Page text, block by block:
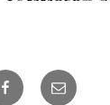
Facebook